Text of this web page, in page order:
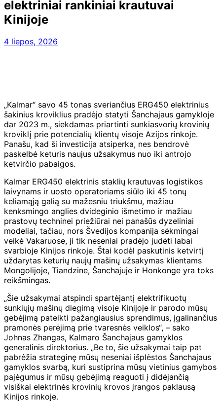
elektriniai rankiniai krautuvai
Kinijoje
4 liepos, 2026
„Kalmar“ savo 45 tonas sveriančius ERG450 elektrinius
šakinius kroviklius pradėjo statyti Šanchajaus gamykloje
dar 2023 m., siekdamas priartinti sunkiasvorių krovinių
kroviklį prie potencialių klientų visoje Azijos rinkoje.
Panašu, kad ši investicija atsiperka, nes bendrovė
paskelbė keturis naujus užsakymus nuo iki antrojo
ketvirčio pabaigos.
Kalmar ERG450 elektrinis staklių krautuvas logistikos
laivynams ir uosto operatoriams siūlo iki 45 tonų
keliamąją galią su mažesniu triukšmu, mažiau
kenksmingo anglies dvideginio išmetimo ir mažiau
prastovų techninei priežiūrai nei panašūs dyzeliniai
modeliai, tačiau, nors Švedijos kompanija sėkmingai
veikė Vakaruose, ji tik neseniai pradėjo judėti labai
svarbioje Kinijos rinkoje. Štai kodėl paskutinis ketvirtį
uždarytas keturių naujų mašinų užsakymas klientams
Mongolijoje, Tiandzine, Šanchajuje ir Honkonge yra toks
reikšmingas.
„Šie užsakymai atspindi spartėjantį elektrifikuotų
sunkiųjų mašinų diegimą visoje Kinijoje ir parodo mūsų
gebėjimą pateikti pažangiausius sprendimus, įgalinančius
pramonės perėjimą prie tvaresnės veiklos“, – sako
Johnas Zhangas, Kalmaro Šanchajaus gamyklos
generalinis direktorius. „Be to, šie užsakymai taip pat
pabrėžia strateginę mūsų neseniai išplėstos Šanchajaus
gamyklos svarbą, kuri sustiprina mūsų vietinius gamybos
pajėgumus ir mūsų gebėjimą reaguoti į didėjančią
visiškai elektrinės krovinių krovos įrangos paklausą
Kinijos rinkoje.